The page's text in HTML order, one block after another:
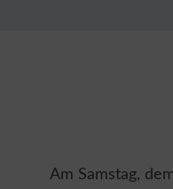
Am Samstag,